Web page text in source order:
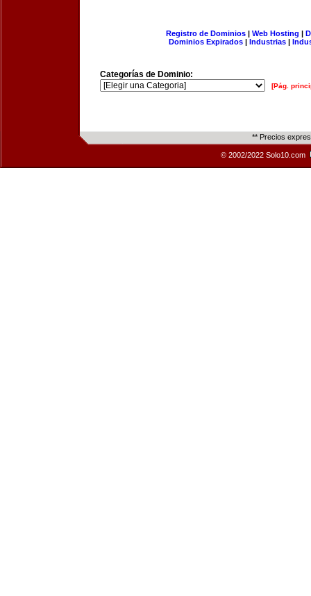
Registro de Dominios| Web Hosting |
Dominios Expirados | Industrias |
Categorías de Dominio:
[Pág.
** Precios
© 2002/2022 Solo10.com